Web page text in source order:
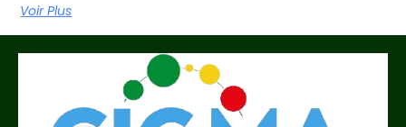
Voir Plus